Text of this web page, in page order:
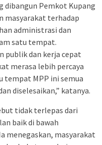
dibangun Pemkot Kupang
masyarakat terhadap
administrasi dan
satu tempat.
publik dan kerja cepat
merasa lebih percaya
tempat MPP ini semua
diselesaikan,” katanya.
tidak terlepas dari
baik di bawah
menegaskan, masyarakat